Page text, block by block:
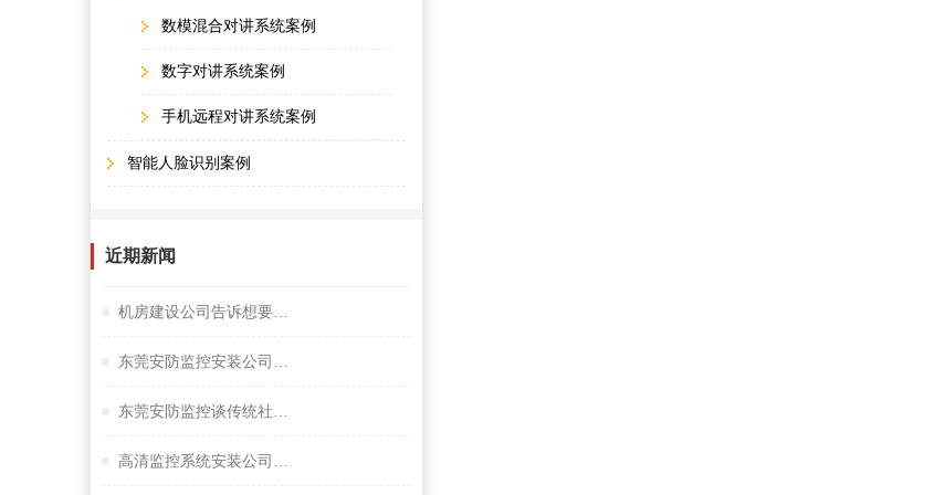
数模混合对讲系统案例
数字对讲系统案例
手机远程对讲系统案例
智能人脸识别案例
近期新闻
机房建设公司告诉想要监控夜视效果好选择很重要
东莞安防监控安装公司谈小间距LED显示屏
东莞安防监控谈传统社区存在的问题
高清监控系统安装公司阐述失驾人员管控系统